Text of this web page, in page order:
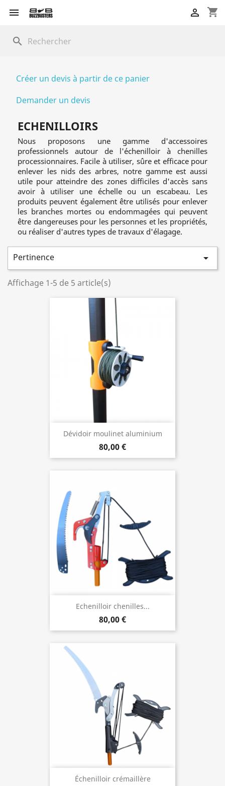
 shopping_cart

search
Créer un devis à partir de ce panier
Demander un devis
ECHENILLOIRS
Nous proposons une gamme d'accessoires
professionnels autour de l'échenilloir à chenilles
processionnaires. Facile à utiliser, sûre et efficace pour
enlever les nids des arbres, notre gamme est aussi
utile pour atteindre des zones difficiles d'accès sans
avoir à utiliser une échelle ou un escabeau. Les
produits peuvent également être utilisés pour enlever
les branches mortes ou endommagées qui peuvent
être dangereuses pour les personnes et les propriétés,
ou réaliser d'autres types de travaux d'élagage.
Pertinence 
Affichage 1-5 de 5 article(s)
Dévidoir moulinet aluminium
80,00 €
Echenilloir chenilles...
80,00 €
Échenilloir crémaillère